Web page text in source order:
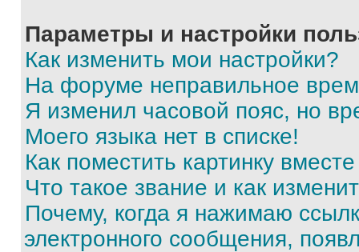
Параметры и настройки
Как изменить мои настройки?
На форуме неправильное
Я изменил часовой пояс, но
Моего языка нет в списке!
Как поместить картинку
Что такое звание и как
Почему, когда я нажимаю
электронного сообщения,